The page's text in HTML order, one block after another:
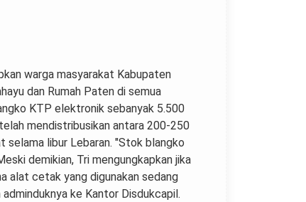
warga masyarakat Kabupaten
dan Rumah Paten di semua
KTP elektronik sebanyak 5.500
mendistribusikan antara 200-250
selama libur Lebaran. "Stok blangko
demikian, Tri mengungkapkan jika
alat cetak yang digunakan sedang
ke Kantor Disdukcapil.